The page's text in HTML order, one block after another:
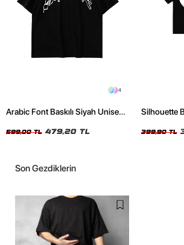
4
Arabic Font Baskılı Siyah Unisex
599,00 TL 479,20 TL
Silhouette
399,90 TL
Son Gezdiklerin